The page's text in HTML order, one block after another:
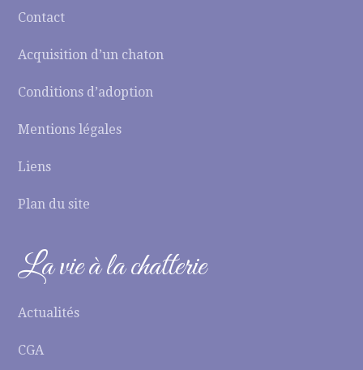
Contact
Acquisition d’un chaton
Conditions d’adoption
Mentions légales
Liens
Plan du site
La vie à la chatterie
Actualités
CGA